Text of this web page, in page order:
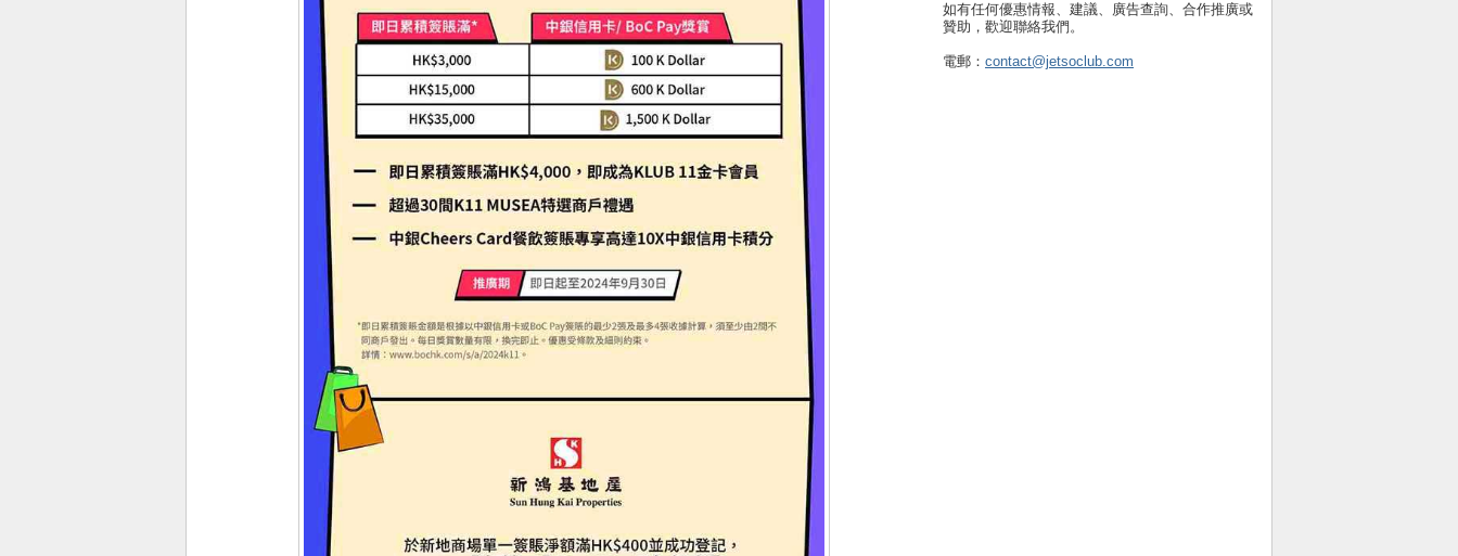
如有任何優惠情報、建議、廣告查詢、合作推廣或
贊助，歡迎聯絡我們。
電郵： contact@jetsoclub.com